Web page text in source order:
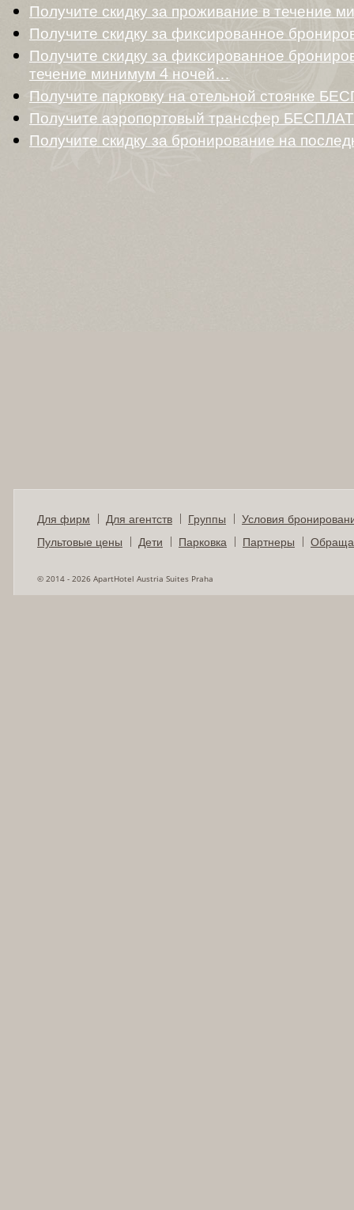
Получите скидку за проживание в течение
Получите скидку за фиксированное
Получите скидку за фиксированное
течение минимум 4 ночей…
Получите парковку на отельной стоянке
Получите аэропортовый трансфер
Получите скидку за бронирование на
Для фирм Для агентств Группы
Условия
Пультовые цены
Дети Парковка Партнеры
© 2014 - 2026 ApartHotel Austria Suites Praha